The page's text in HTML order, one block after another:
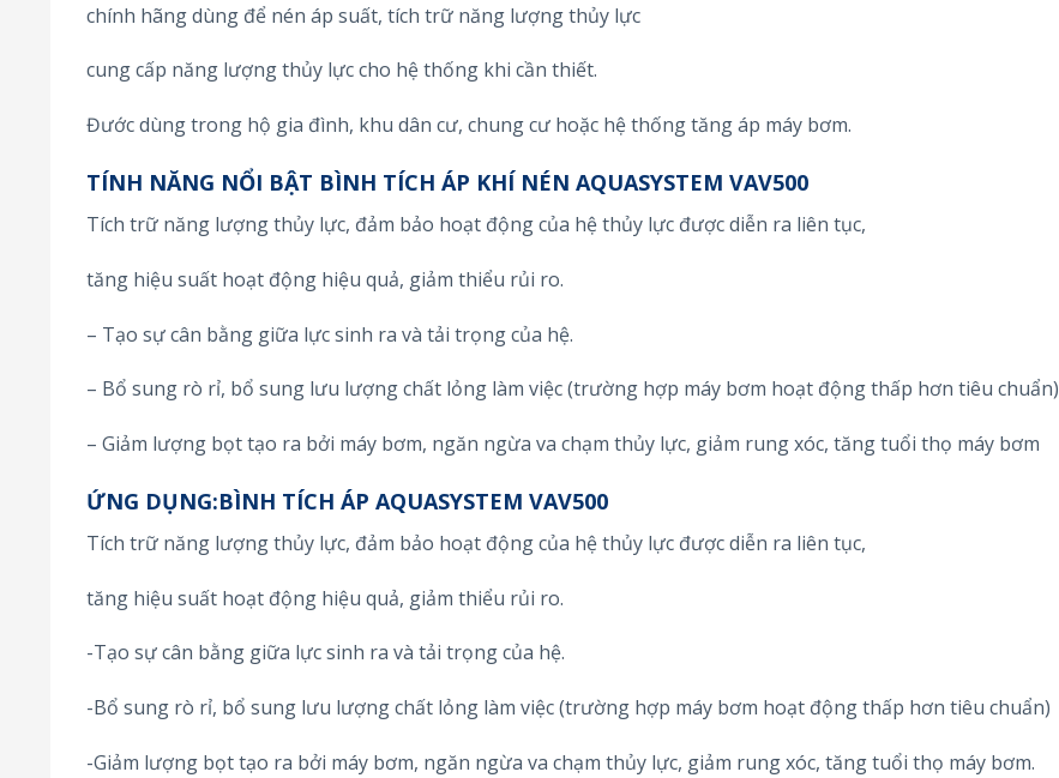
chính hãng dùng để nén áp suất, tích trữ năng lượng thủy lực
cung cấp năng lượng thủy lực cho hệ thống khi cần thiết.
Đước dùng trong hộ gia đình, khu dân cư, chung cư hoặc hệ thống tăng áp máy bơm.
TÍNH NĂNG NỔI BẬT BÌNH TÍCH ÁP KHÍ NÉN AQUASYSTEM VAV500
Tích trữ năng lượng thủy lực, đảm bảo hoạt động của hệ thủy lực được diễn ra liên tục,
tăng hiệu suất hoạt động hiệu quả, giảm thiểu rủi ro.
– Tạo sự cân bằng giữa lực sinh ra và tải trọng của hệ.
– Bổ sung rò rỉ, bổ sung lưu lượng chất lỏng làm việc (trường hợp máy bơm hoạt động thấp hơn tiêu chuẩn)
– Giảm lượng bọt tạo ra bởi máy bơm, ngăn ngừa va chạm thủy lực, giảm rung xóc, tăng tuổi thọ máy bơm
ỨNG DỤNG:BÌNH TÍCH ÁP AQUASYSTEM VAV500
Tích trữ năng lượng thủy lực, đảm bảo hoạt động của hệ thủy lực được diễn ra liên tục,
tăng hiệu suất hoạt động hiệu quả, giảm thiểu rủi ro.
-Tạo sự cân bằng giữa lực sinh ra và tải trọng của hệ.
-Bổ sung rò rỉ, bổ sung lưu lượng chất lỏng làm việc (trường hợp máy bơm hoạt động thấp hơn tiêu chuẩn)
-Giảm lượng bọt tạo ra bởi máy bơm, ngăn ngừa va chạm thủy lực, giảm rung xóc, tăng tuổi thọ máy bơm.